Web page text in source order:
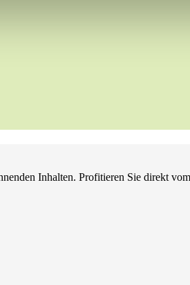
Inhalten. Profitieren Sie direkt